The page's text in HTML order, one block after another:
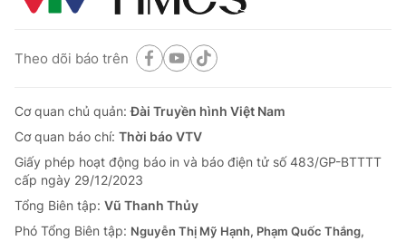
Theo dõi báo trên
Cơ quan chủ quản:Đài Truyền hình Việt Nam
Cơ quan báo chí: Thời báo VTV
Giấy phép hoạt động báo in và báo điện tử số 483/GP-BTTTT
cấp ngày 29/12/2023
Tổng Biên tập: Vũ Thanh Thủy
Phó Tổng Biên tập: Nguyễn Thị Mỹ Hạnh, Phạm Quốc Thắng,